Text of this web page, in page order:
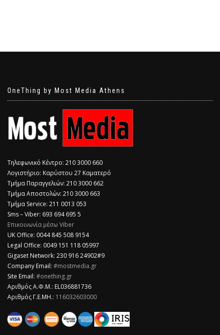
OneThing by Most Media Athens
Τηλεφωνικό Κέντρο: 210 3000 660
Λογιστήριο: Καρύστου 27 Καματερό
Τμήμα Παραγγελιών: 210 3000 662
Τμήμα Αποστολών: 210 3000 663
Τμήμα Service: 211 0013 053
Sms – Viber: 693 694 695 5
Επικοινωνία μέσω Viber
​UK Office: 0044 845 508 9154
Legal Office: 0049 151 118 05997
Gigaset Network: 230 916 24902#9
Company Email: #mostmedia.gr
Site Email: #onething.gr
Αριθμός Α.Φ.Μ.: EL036881736
Αριθμός Γ.Ε.ΜΗ.: 116032603000